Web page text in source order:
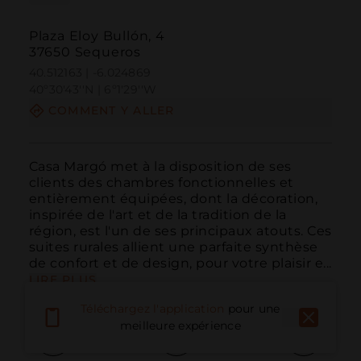
Plaza Eloy Bullón, 4
37650 Sequeros
Casa Margó met à la disposition de ses
clients des chambres fonctionnelles et
entièrement équipées, dont la décoration,
inspirée de l'art et de la tradition de la
région, est l'un de ses principaux atouts. Ces
suites rurales allient une parfaite synthèse
de confort et de design, pour votre plaisir e...
pour une
meilleure expérience